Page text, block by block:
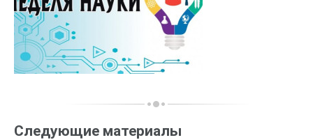
Следующие материалы